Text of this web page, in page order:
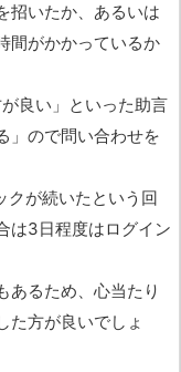
招いたか、あるいは
間がかかっているか
良い」といった助言
」ので問い合わせを
が続いたという回
は3日程度はログイン
あるため、心当たり
た方が良いでしょ